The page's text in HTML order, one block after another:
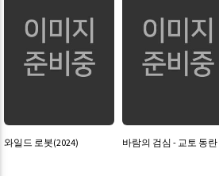
와일드 로봇(2024) 바람의 검심 - 교토 동란